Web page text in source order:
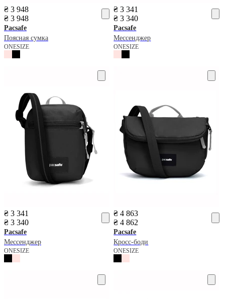
₴ 3 948
₴ 3 948
Pacsafe
Поясная сумка
ONESIZE
₴ 3 341
₴ 3 340
Pacsafe
Мессенджер
ONESIZE
₴ 3 341
₴ 3 340
Pacsafe
Мессенджер
ONESIZE
₴ 4 863
₴ 4 862
Pacsafe
Кросс-боди
ONESIZE